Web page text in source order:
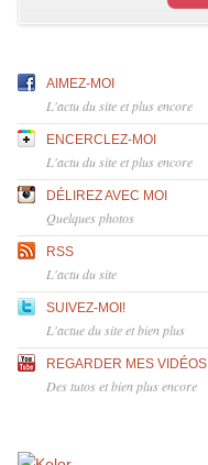
AIMEZ-MOI
L'actu du site et plus encore
ENCERCLEZ-MOI
L'actu du site et plus encore
DÉLIREZ AVEC MOI
Quelques photos
RSS
L'actu du site
SUIVEZ-MOI!
L'actue du site et bien plus
REGARDER MES VIDÉOS
Des tutos et bien plus encore